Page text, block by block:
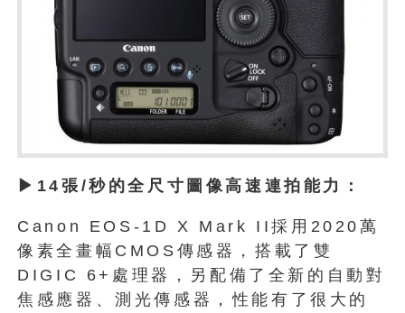
▶14張/秒的全尺寸圖像高速連拍能力：
Canon EOS-1D X Mark II採用2020萬
像素全畫幅CMOS傳感器，搭載了雙
DIGIC 6+處理器，另配備了全新的自動對
焦感應器、測光傳感器，性能有了很大的